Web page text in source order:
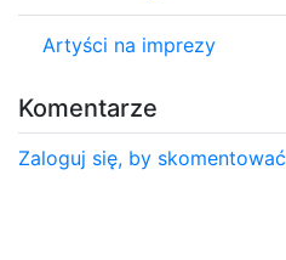
Artyści na imprezy
Komentarze
Zaloguj się, by skomentować